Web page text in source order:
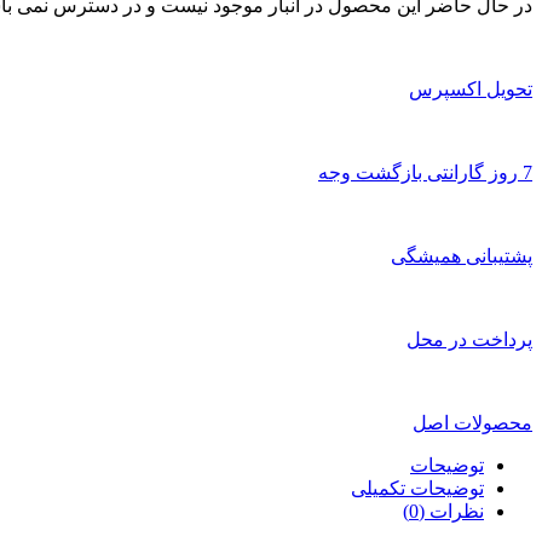
در حال حاضر این محصول در انبار موجود نیست و در دسترس نمی
تحویل اکسپرس
7 روز گارانتی بازگشت وجه
پشتیبانی همیشگی
پرداخت در محل
محصولات اصل
توضیحات
توضیحات تکمیلی
نظرات (0)